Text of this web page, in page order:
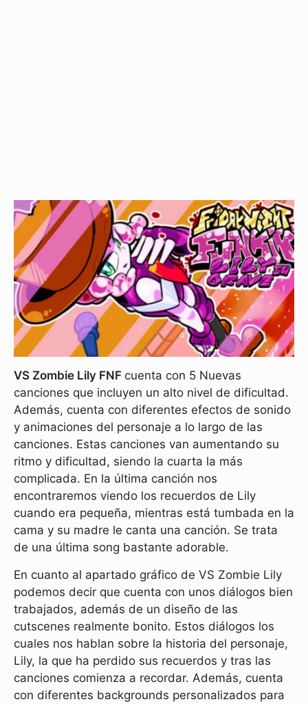
VS Zombie Lily FNF cuenta con 5 Nuevas
canciones que incluyen un alto nivel de dificultad.
Además, cuenta con diferentes efectos de sonido
y animaciones del personaje a lo largo de las
canciones. Estas canciones van aumentando su
ritmo y dificultad, siendo la cuarta la más
complicada. En la última canción nos
encontraremos viendo los recuerdos de Lily
cuando era pequeña, mientras está tumbada en la
cama y su madre le canta una canción. Se trata
de una última song bastante adorable.
En cuanto al apartado gráfico de VS Zombie Lily
podemos decir que cuenta con unos diálogos bien
trabajados, además de un diseño de las
cutscenes realmente bonito. Estos diálogos los
cuales nos hablan sobre la historia del personaje,
Lily, la que ha perdido sus recuerdos y tras las
canciones comienza a recordar. Además, cuenta
con diferentes backgrounds personalizados para